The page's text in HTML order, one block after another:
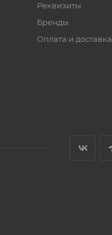
Реквизиты
Бренды
Оплата и доставка